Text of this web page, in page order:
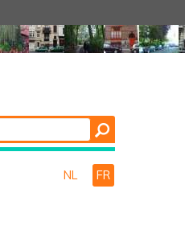
NL FR